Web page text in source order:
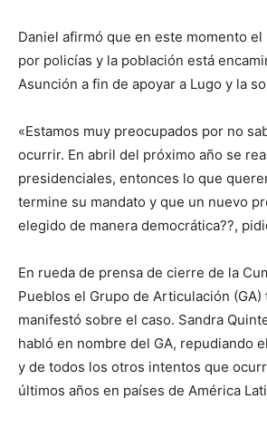
Daniel afirmó que en este momento el
por policías y la población está
Asunción a fin de apoyar a Lugo y la
«Estamos muy preocupados por no
ocurrir. En abril del próximo año se
presidenciales, entonces lo que
termine su mandato y que un nuevo
elegido de manera democrática??,
En rueda de prensa de cierre de la
Pueblos el Grupo de Articulación (GA)
manifestó sobre el caso. Sandra
habló en nombre del GA, repudiando
y de todos los otros intentos que
últimos años en países de América